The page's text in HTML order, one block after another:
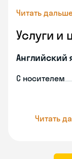
Читать
Услуги и
Английский
С носителем
Читать